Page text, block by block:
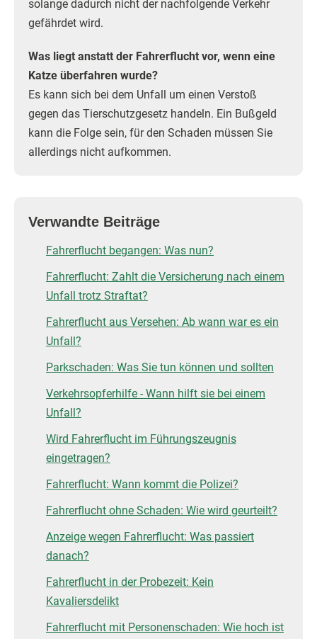
solange dadurch nicht der nachfolgende Verkehr
gefährdet wird.
Was liegt anstatt der Fahrerflucht vor, wenn eine
Katze überfahren wurde?
Es kann sich bei dem Unfall um einen Verstoß
gegen das Tierschutzgesetz handeln. Ein Bußgeld
kann die Folge sein, für den Schaden müssen Sie
allerdings nicht aufkommen.
Verwandte Beiträge
Fahrerflucht begangen: Was nun?
Fahrerflucht: Zahlt die Versicherung nach einem
Unfall trotz Straftat?
Fahrerflucht aus Versehen: Ab wann war es ein
Unfall?
Parkschaden: Was Sie tun können und sollten
Verkehrsopferhilfe - Wann hilft sie bei einem
Unfall?
Wird Fahrerflucht im Führungszeugnis
eingetragen?
Fahrerflucht: Wann kommt die Polizei?
Fahrerflucht ohne Schaden: Wie wird geurteilt?
Anzeige wegen Fahrerflucht: Was passiert
danach?
Fahrerflucht in der Probezeit: Kein
Kavaliersdelikt
Fahrerflucht mit Personenschaden: Wie hoch ist